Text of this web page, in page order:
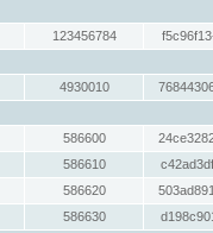
123456784
4930010
586600
586610
586620
586630